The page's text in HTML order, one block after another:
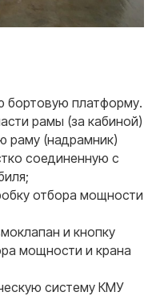
бортовую платформу.
рамы (за кабиной)
раму (надрамник)
соединенную с
отбора мощности
и кнопку
мощности и крана
систему КМУ